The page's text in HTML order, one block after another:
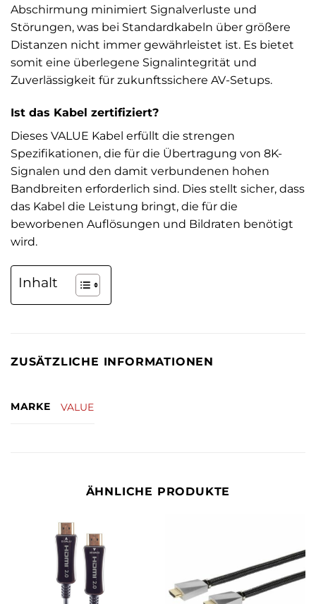
Abschirmung minimiert Signalverluste und
Störungen, was bei Standardkabeln über größere
Distanzen nicht immer gewährleistet ist. Es bietet
somit eine überlegene Signalintegrität und
Zuverlässigkeit für zukunftssichere AV-Setups.
Ist das Kabel zertifiziert?
Dieses VALUE Kabel erfüllt die strengen
Spezifikationen, die für die Übertragung von 8K-
Signalen und den damit verbundenen hohen
Bandbreiten erforderlich sind. Dies stellt sicher, dass
das Kabel die Leistung bringt, die für die
beworbenen Auflösungen und Bildraten benötigt
wird.
Inhalt
ZUSÄTZLICHE INFORMATIONEN
MARKE VALUE
ÄHNLICHE PRODUKTE